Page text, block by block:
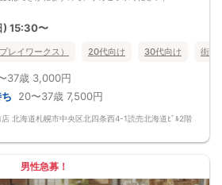
すし、友達作りにも最適です。
クとなります。
んので、予めご了承ください）
話のキッカケもバッチリ★
はじめまして」から会話を楽しみましょう。
由★
り行います。
を促すアナウンスをいたしますので、「連絡先交
) 15:30〜
レイワークス） 20代向け 30代向け 街コ
37歳 3,000円
20〜37歳 7,500円
北海道札幌市中央区北四条西4-1読売北海道ﾋﾞﾙ2階
男性急募！